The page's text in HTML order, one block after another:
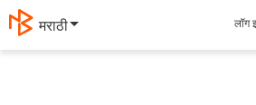
मराठी लॉग